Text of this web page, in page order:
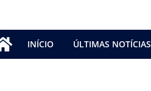
INÍCIO ÚLTIMAS NOTÍCIAS